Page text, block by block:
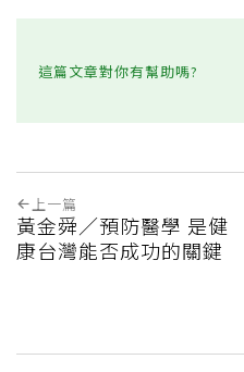
這篇文章對你有幫助嗎?
上一篇
黃金舜／預防醫學 是健
康台灣能否成功的關鍵